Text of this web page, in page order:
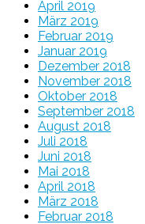
April 2019
März 2019
Februar 2019
Januar 2019
Dezember 2018
November 2018
Oktober 2018
September 2018
August 2018
Juli 2018
Juni 2018
Mai 2018
April 2018
März 2018
Februar 2018